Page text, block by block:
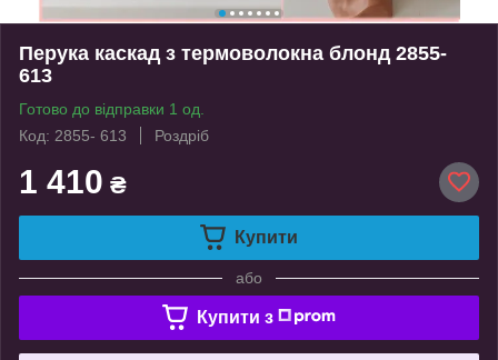
Перука каскад з термоволокна блонд 2855-
613
Готово до відправки 1 од.
Код: 2855- 613
Роздріб
1 410 ₴
Купити
або
Купити з